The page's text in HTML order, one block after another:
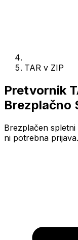
TAR v ZIP
Pretvornik
Brezplačno
Brezplačen
ni potrebna prijava.